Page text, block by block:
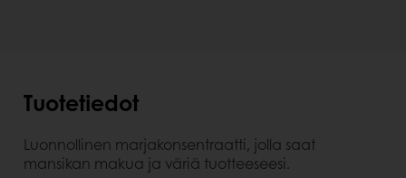
Tuotetiedot
Luonnollinen marjakonsentraatti, jolla saat
mansikan makua ja väriä tuotteeseesi.